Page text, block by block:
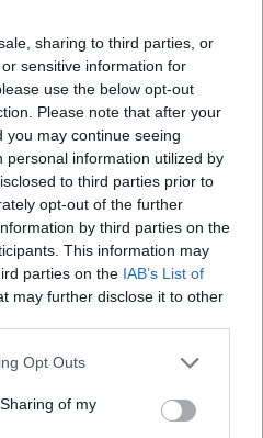
sharing to third parties, or
sensitive information for
use the below opt-out
Please note that after your
may continue seeing
personal information utilized by
to third parties prior to
opt-out of the further
by third parties on the
This information may
parties on the IAB’s List of
may further disclose it to other
app uses one or more Google
behaviour. You may click to
and its third-party tags to
Opt Outs
of my
TV+ a világ legismertebb
regénye alapján készít
| 2024.02.29 10:01
kapitány: Egy Blood
történet - Kritika
17:00
és Margot Robbie az
- PuliCast
animációs sorozatok